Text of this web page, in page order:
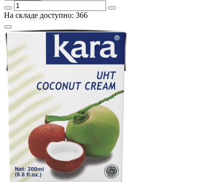
На складе доступно: 366